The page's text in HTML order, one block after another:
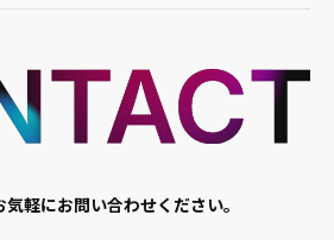
軽にお問い合わせください。